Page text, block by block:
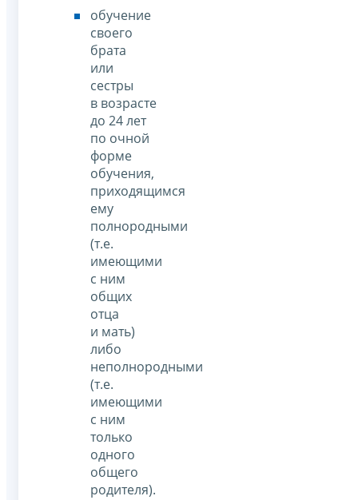
обучение
своего
брата
или
сестры
в возрасте
до 24 лет
по очной
форме
обучения,
приходящимся
ему
полнородными
(т.е.
имеющими
с ним
общих
отца
и мать)
либо
неполнородными
(т.е.
имеющими
с ним
только
одного
общего
родителя).